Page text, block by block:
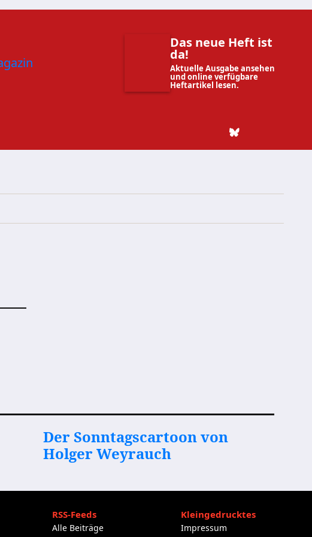
Das neue Heft ist
da!
Aktuelle Ausgabe ansehen
und online verfügbare
Heftartikel lesen.
Der Sonntagscartoon von
Holger Weyrauch
RSS-Feeds
Alle Beiträge
Kleingedrucktes
Impressum